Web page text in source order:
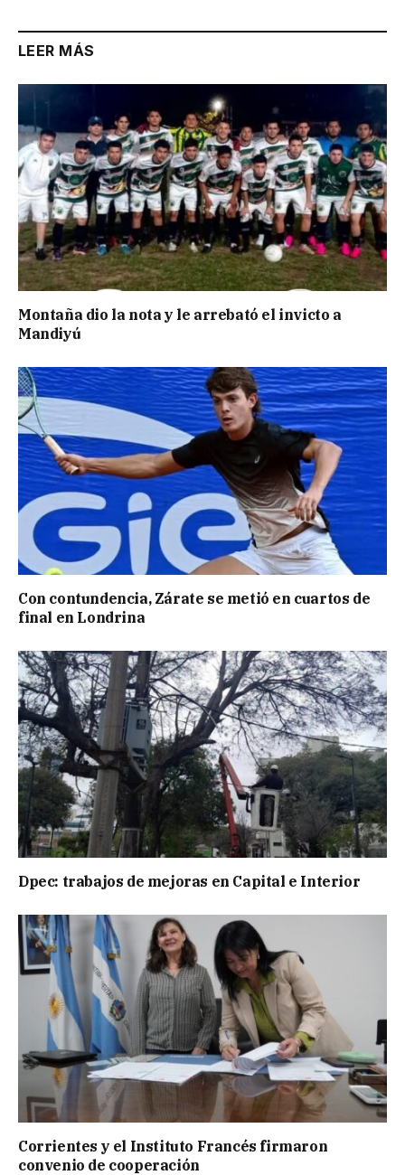
LEER MÁS
Montaña dio la nota y le arrebató el invicto a
Mandiyú
Con contundencia, Zárate se metió en cuartos de
final en Londrina
Dpec: trabajos de mejoras en Capital e Interior
Corrientes y el Instituto Francés firmaron
convenio de cooperación